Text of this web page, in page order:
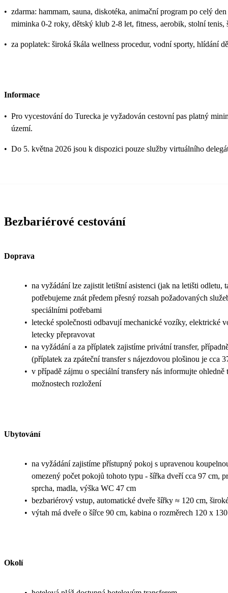
• zdarma: hammam, sauna, diskotéka, animační program po celý
miminka 0-2 roky, dětský klub 2-8 let, fitness, aerobik, stolní
• za poplatek: široká škála wellness procedur, vodní sporty, hlídání
Informace
• Pro vycestování do Turecka je vyžadován cestovní pas platný
území.
• Do 5. května 2026 jsou k dispozici pouze služby virtuálního
Bezbariérové cestování
Doprava
• na vyžádání lze zajistit letištní asistenci (jak na letišti odletu,
potřebujeme znát předem přesný rozsah požadovaných
speciálními potřebami
• letecké společnosti odbavují mechanické vozíky, elektrické
letecky přepravovat
• na vyžádání a za příplatek zajistíme privátní transfer,
(příplatek za zpáteční transfer s nájezdovou plošinou je cca
• v případě zájmu o speciální transfery nás informujte
možnostech rozložení
Ubytování
• na vyžádání zajistíme přístupný pokoj s upravenou
omezený počet pokojů tohoto typu - šířka dveří cca 97 cm,
sprcha, madla, výška WC 47 cm
• bezbariérový vstup, automatické dveře šířky ≈ 120 cm,
• výtah má dveře o šířce 90 cm, kabina o rozměrech 120 x
Okolí